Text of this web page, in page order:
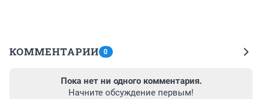
КОММЕНТАРИИ 0
Пока нет ни одного комментария.
Начните обсуждение первым!